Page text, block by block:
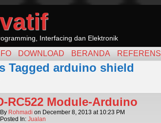
Interfacing dan Elektronik
DOWNLOAD BERANDA REFERENSI
Tagged arduino shield
RC522 Module-Arduino
By Rohmadi on December 8, 2013 at 10:23 PM
Posted In: Jualan